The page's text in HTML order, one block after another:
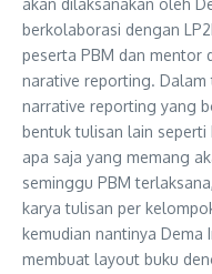
akan dilaksanakan oleh
berkolaborasi dengan
peserta PBM dan mentor
narative reporting.
narrative reporting yang
bentuk tulisan lain seperti
apa saja yang memang
seminggu PBM
karya tulisan per
kemudian nantinya Dema
membuat layout buku